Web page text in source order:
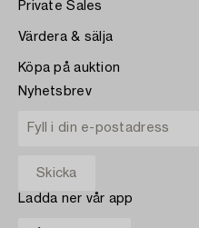
Private Sales
Värdera & sälja
Köpa på auktion
Nyhetsbrev
Ladda ner vår app